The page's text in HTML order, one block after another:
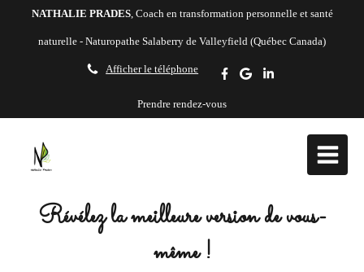
NATHALIE PRADES, Coach en transformation personnelle et santé
naturelle - Naturopathe Salaberry de Valleyfield (Québec Canada)
Afficher le téléphone
Prendre rendez-vous
Révélez la meilleure version de vous-
même !